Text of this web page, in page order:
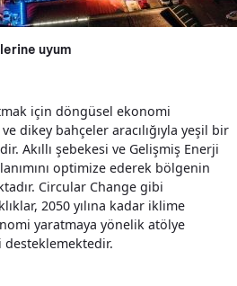
uyum
için döngüsel ekonomi
dikey bahçeler aracılığıyla yeşil bir
Akıllı şebekesi ve Gelişmiş Enerji
optimize ederek bölgenin
Circular Change gibi
2050 yılına kadar iklime
yaratmaya yönelik atölye
desteklemektedir.